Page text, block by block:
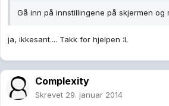
Gå inn på innstillingene på skjermen og
ja, ikkesant.... Takk for hjelpen :L
Complexity
Skrevet 29. januar 2014